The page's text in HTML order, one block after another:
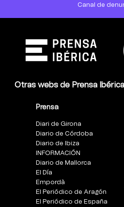
Canal de
Otras webs de Prensa
Prensa
Diari de Girona
Diario de Córdoba
Diario de Ibiza
INFORMACIÓN
Diario de Mallorca
El Día
Empordà
El Periódico de Aragón
El Periódico de España